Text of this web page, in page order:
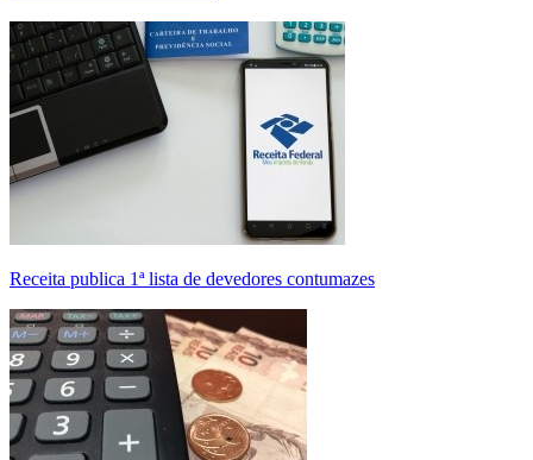
Receita publica 1ª lista de devedores contumazes